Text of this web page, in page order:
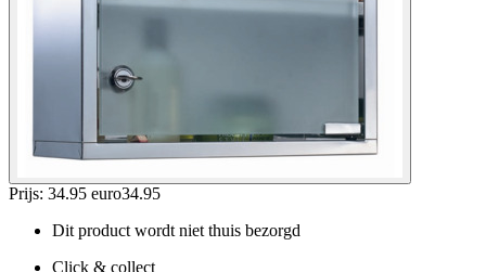
Prijs: 34.95 euro34.95
Dit product wordt niet thuis bezorgd
Click & collect